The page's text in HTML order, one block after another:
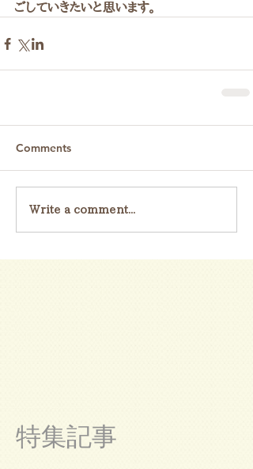
ごしていきたいと思います。
Comments
Write a comment...
特集記事